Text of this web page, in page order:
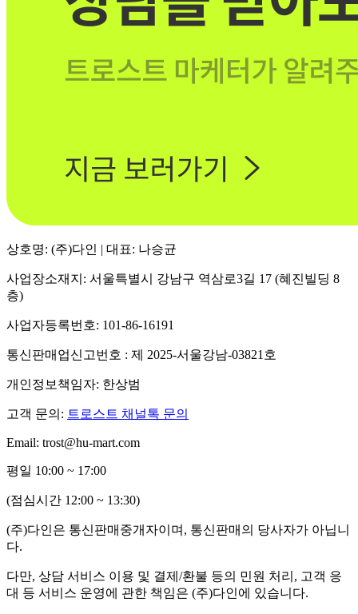
상호명: (주)다인 | 대표: 나승균
사업장소재지: 서울특별시 강남구 역삼로3길 17 (혜진빌딩 8
층)
사업자등록번호: 101-86-16191
통신판매업신고번호 : 제 2025-서울강남-03821호
개인정보책임자: 한상범
고객 문의: 트로스트 채널톡 문의
Email: trost@hu-mart.com
평일 10:00 ~ 17:00
(점심시간 12:00 ~ 13:30)
(주)다인은 통신판매중개자이며, 통신판매의 당사자가 아닙니
다.
다만, 상담 서비스 이용 및 결제/환불 등의 민원 처리, 고객 응
대 등 서비스 운영에 관한 책임은 (주)다인에 있습니다.